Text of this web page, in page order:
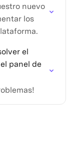
nuevo
los
el
panel de